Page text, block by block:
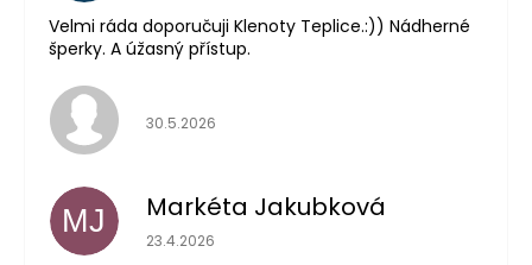
Velmi ráda doporučuji Klenoty Teplice.:)) Nádherné
šperky. A úžasný přístup.
Hodnocení obchodu je 5 z 5 hvězdiček.
30.5.2026
MJ Markéta Jakubková
Hodnocení obchodu je 5 z 5 hvězdiček.
23.4.2026